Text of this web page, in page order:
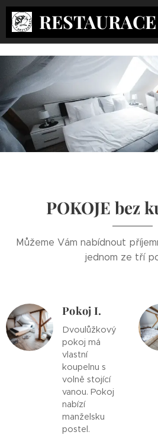
RESTAURACE
ČP2
POKOJE bez
Můžeme Vám nabídnout
jednom ze tří
Pokoj I.
Dvoulůžkový
pokoj má
vlastní
koupelnu s
volně stojící
vanou. Pokoj
nabízí
manželsku
postel.